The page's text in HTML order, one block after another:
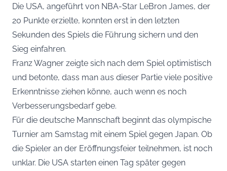
Die USA, angeführt von NBA-Star LeBron James, der
20 Punkte erzielte, konnten erst in den letzten
Sekunden des Spiels die Führung sichern und den
Sieg einfahren.
Franz Wagner zeigte sich nach dem Spiel optimistisch
und betonte, dass man aus dieser Partie viele positive
Erkenntnisse ziehen könne, auch wenn es noch
Verbesserungsbedarf gebe.
Für die deutsche Mannschaft beginnt das olympische
Turnier am Samstag mit einem Spiel gegen Japan. Ob
die Spieler an der Eröffnungsfeier teilnehmen, ist noch
unklar. Die USA starten einen Tag später gegen